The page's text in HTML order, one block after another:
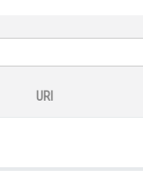
URI